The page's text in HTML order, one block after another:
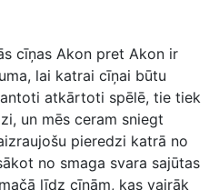
cīņas Akon pret Akon ir
lai katrai cīņai būtu
atkārtoti spēlē, tie tiek
un mēs ceram sniegt
pieredzi katrā no
no smaga svara sajūtas
līdz cīņām, kas vairāk